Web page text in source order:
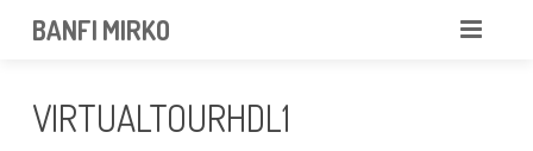
BANFI MIRKO
VIRTUALTOURHDL1